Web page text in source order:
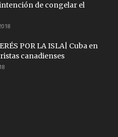
de congelar el
POR LA ISLA| Cuba en
canadienses